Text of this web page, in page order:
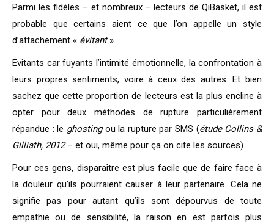
Parmi les fidèles – et nombreux – lecteurs de QiBasket, il est
probable que certains aient ce que l’on appelle un style
d’attachement « évitant».
Evitants car fuyants l’intimité émotionnelle, la confrontation à
leurs propres sentiments, voire à ceux des autres. Et bien
sachez que cette proportion de lecteurs est la plus encline à
opter pour deux méthodes de rupture particulièrement
répandue : le ghostingou la rupture par SMS (étude Collins &
Gilliath, 2012– et oui, même pour ça on cite les sources).
Pour ces gens, disparaître est plus facile que de faire face à
la douleur qu’ils pourraient causer à leur partenaire. Cela ne
signifie pas pour autant qu’ils sont dépourvus de toute
empathie ou de sensibilité, la raison en est parfois plus